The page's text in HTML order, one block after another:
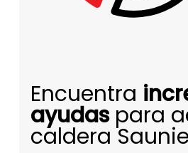
Encuentra
ayudaspara
caldera